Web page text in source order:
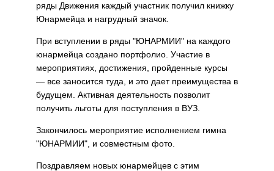
ряды Движения каждый участник получил книжку
Юнармейца и нагрудный значок.
При вступлении в ряды "ЮНАРМИИ" на каждого
юнармейца создано портфолио. Участие в
мероприятиях, достижения, пройденные курсы
— все заносится туда, и это дает преимущества в
будущем. Активная деятельность позволит
получить льготы для поступления в ВУЗ.
Закончилось мероприятие исполнением гимна
"ЮНАРМИИ", и совместным фото.
Поздравляем новых юнармейцев с этим